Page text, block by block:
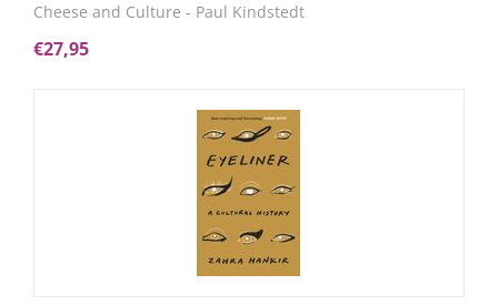
Cheese and Culture - Paul Kindstedt
€27,95